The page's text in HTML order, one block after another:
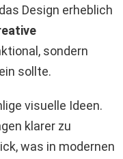
Design erheblich
sondern
sollte.
visuelle Ideen.
klarer zu
was in modernen